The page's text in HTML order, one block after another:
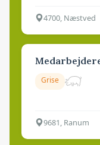
4700, Næstved
Grise
9681, Ranum